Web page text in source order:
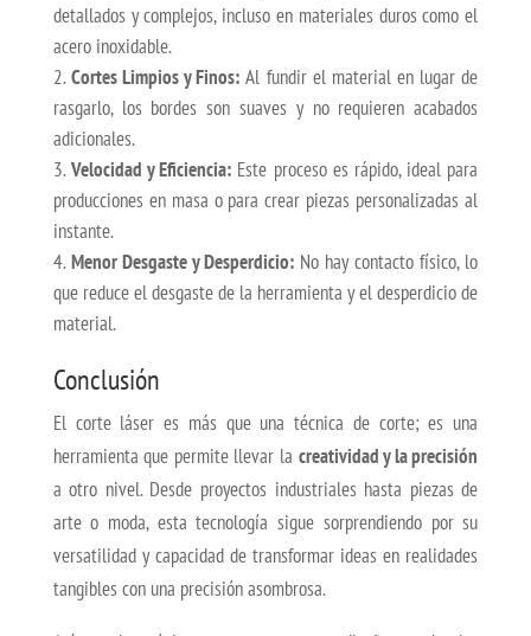
detallados y complejos, incluso en materiales duros como el
acero inoxidable.
Cortes Limpios y Finos: Al fundir el material en lugar de
rasgarlo, los bordes son suaves y no requieren acabados
adicionales.
Velocidad y Eficiencia: Este proceso es rápido, ideal para
producciones en masa o para crear piezas personalizadas al
instante.
Menor Desgaste y Desperdicio:No hay contacto físico, lo
que reduce el desgaste de la herramienta y el desperdicio de
material.
Conclusión
El corte láser es más que una técnica de corte; es una
herramienta que permite llevar la creatividad y la precisión
a otro nivel. Desde proyectos industriales hasta piezas de
arte o moda, esta tecnología sigue sorprendiendo por su
versatilidad y capacidad de transformar ideas en realidades
tangibles con una precisión asombrosa.